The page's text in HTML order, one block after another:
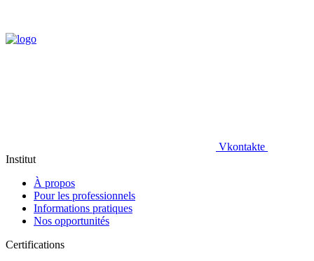
Vkontakte
Institut
À propos
Pour les professionnels
Informations pratiques
Nos opportunités
Certifications